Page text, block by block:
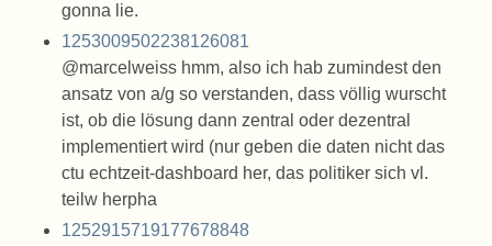
gonna lie.
1253009502238126081
@marcelweiss hmm, also ich hab zumindest den
ansatz von a/g so verstanden, dass völlig wurscht
ist, ob die lösung dann zentral oder dezentral
implementiert wird (nur geben die daten nicht das
ctu echtzeit-dashboard her, das politiker sich vl.
teilw herpha
1252915719177678848